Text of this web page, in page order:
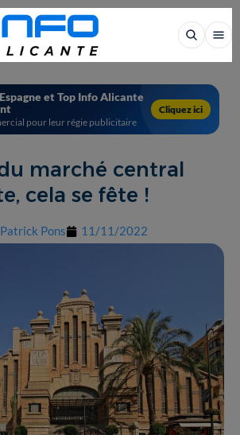
et Top Info Alicante
pour leur régie publicitaire
Cliquez ici
marché central
cela se fête !
Patrick Pons 11/11/2022